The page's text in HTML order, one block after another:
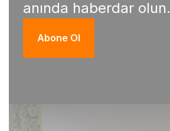
anında haberdar olun.
Abone Ol